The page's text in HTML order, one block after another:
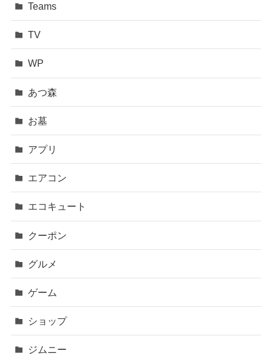
Teams
TV
WP
あつ森
お墓
アプリ
エアコン
エコキュート
クーポン
グルメ
ゲーム
ショップ
ジムニー